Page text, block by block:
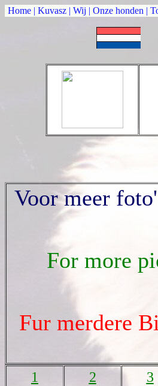
Home | Kuvasz | Wij | Onze honden |
Voor meer
For more
Fur merdere
1 2 3